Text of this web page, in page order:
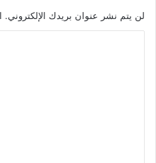
لن يتم نشر عنوان بريدك الإلكتروني.